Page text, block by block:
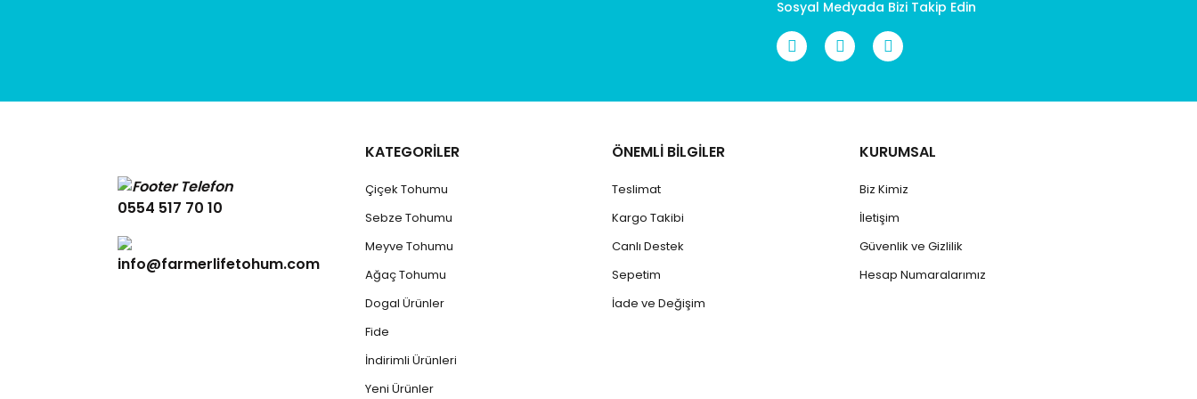
Sosyal Medyada Bizi Takip Edin
0554 517 70 10
info@farmerlifetohum.com
KATEGORİLER
Çiçek Tohumu
Sebze Tohumu
Meyve Tohumu
Ağaç Tohumu
Dogal Ürünler
Fide
İndirimli Ürünleri
Yeni Ürünler
ÖNEMLİ BİLGİLER
Teslimat
Kargo Takibi
Canlı Destek
Sepetim
İade ve Değişim
KURUMSAL
Biz Kimiz
İletişim
Güvenlik ve Gizlilik
Hesap Numaralarımız